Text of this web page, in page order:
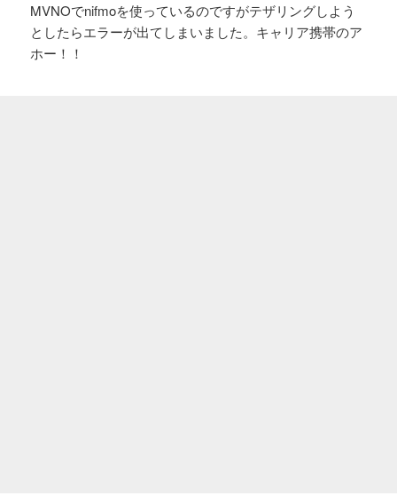
MVNOでnifmoを使っているのですがテザリングしよう
としたらエラーが出てしまいました。キャリア携帯のア
ホー！！